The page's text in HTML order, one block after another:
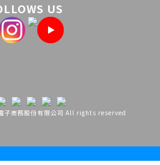
US
商務股份有限公司 All rights reserved